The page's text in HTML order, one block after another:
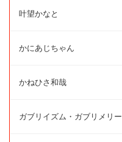
叶望かなと
かにあじちゃん
かねひさ和哉
ガブリイズム・ガブリメリー